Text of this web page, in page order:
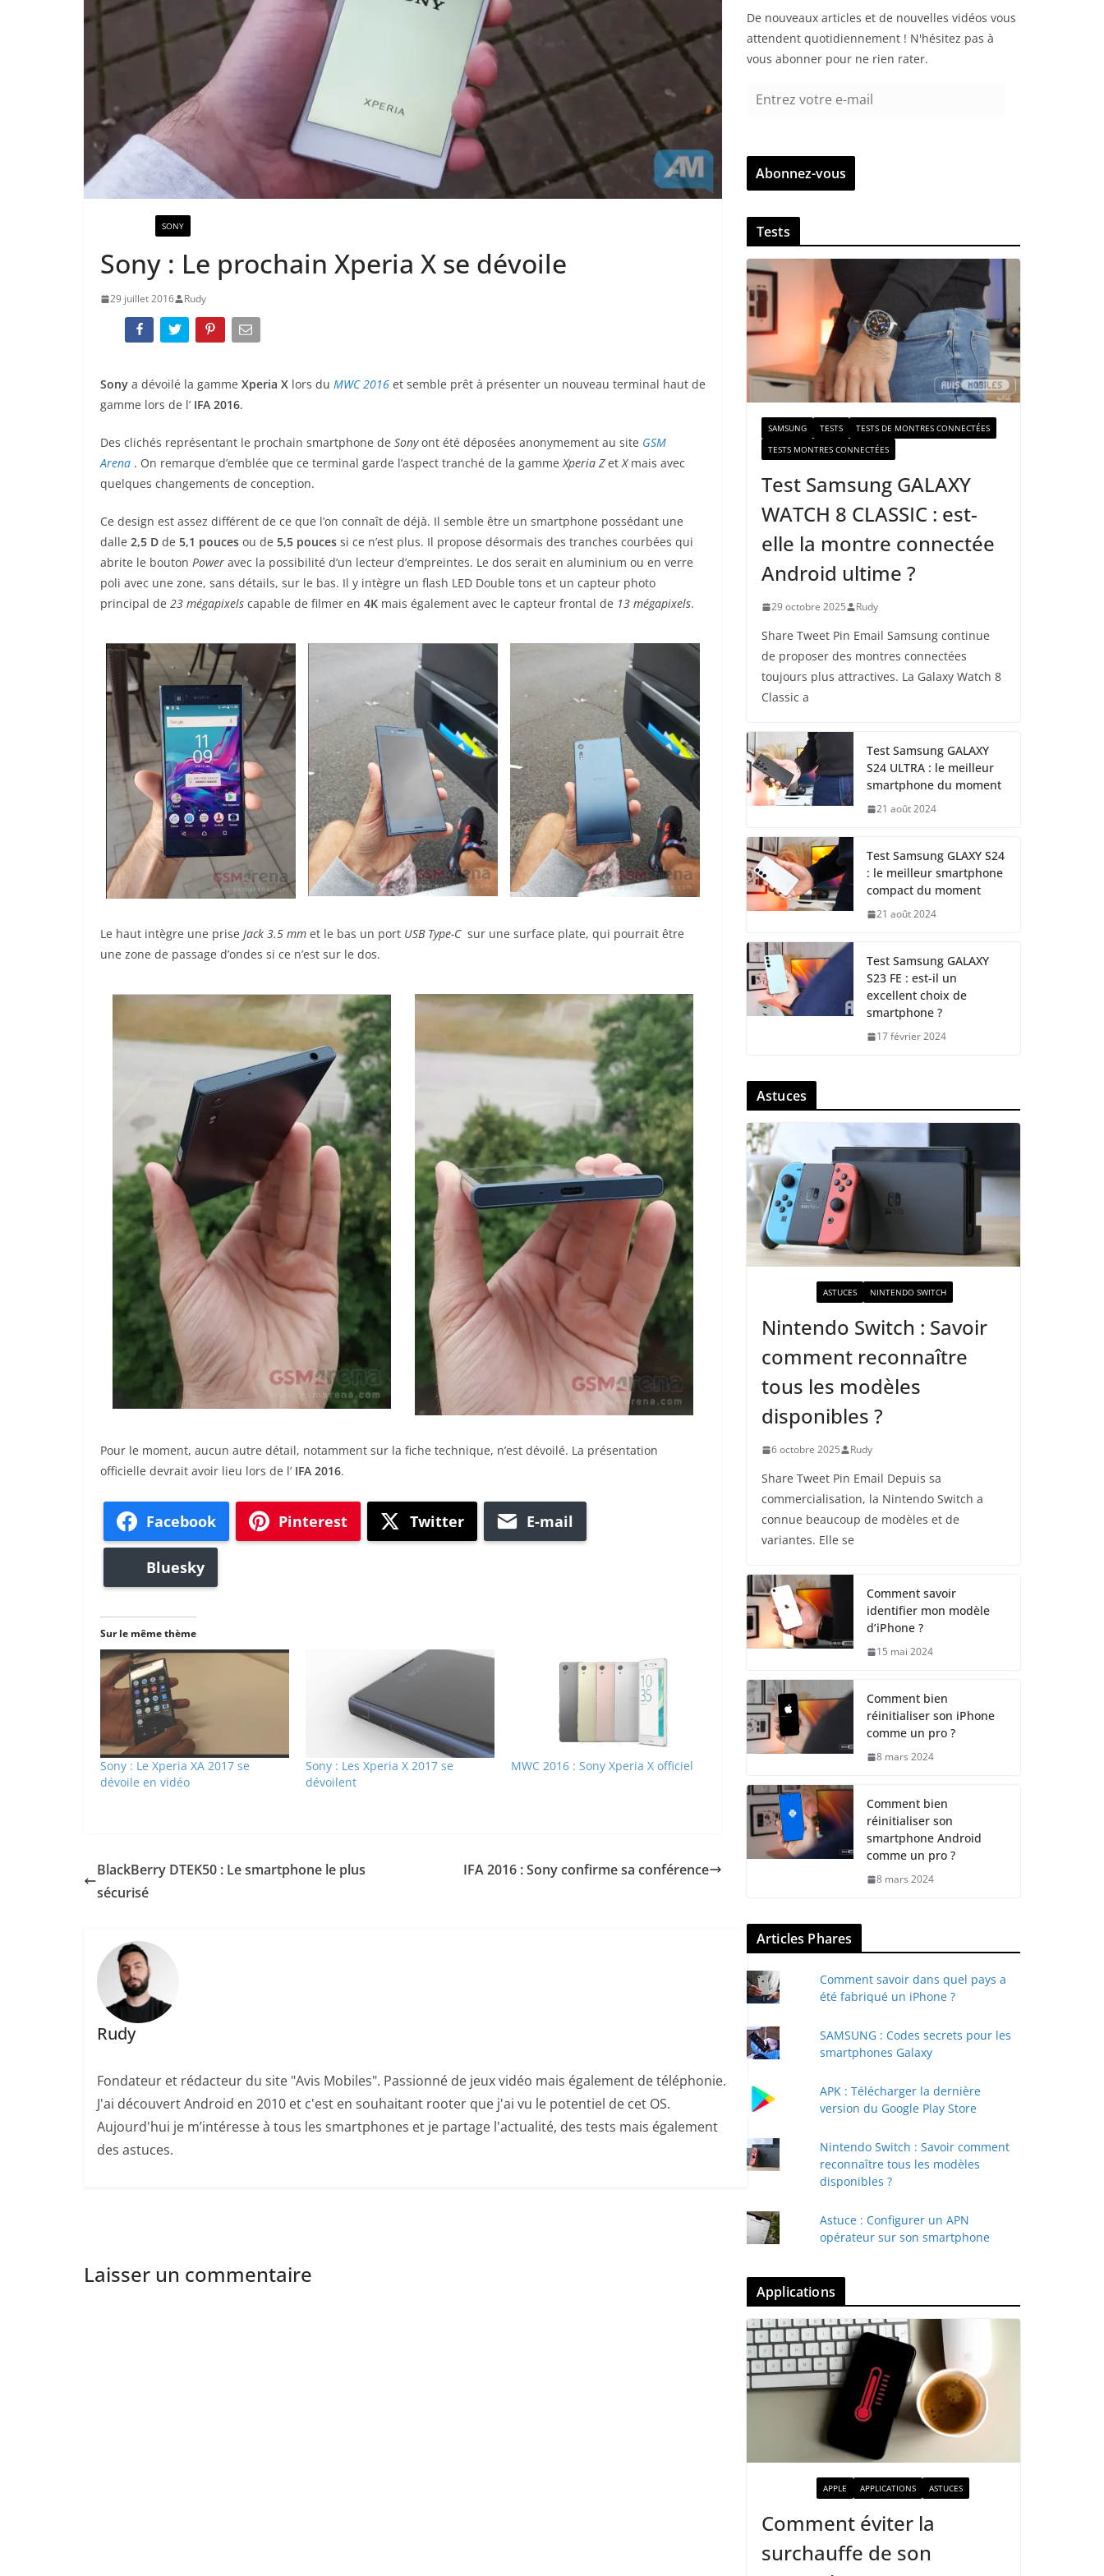
SONY
Sony : Le prochain Xperia X se dévoile
29 juillet 2016 Rudy
Sony a dévoilé la gamme Xperia X lors du MWC 2016 et semble prêt à présenter un nouveau terminal haut de
gamme lors de l’ IFA 2016.
Des clichés représentant le prochain smartphone de Sonyont été déposées anonymement au site GSM
Arena . On remarque d’emblée que ce terminal garde l’aspect tranché de la gammeXperia ZetXmais avec
quelques changements de conception.
Ce design est assez différent de ce que l’on connaît de déjà. Il semble être un smartphone possédant une
dalle 2,5 D de 5,1 pouces ou de 5,5 pouces si ce n’est plus. Il propose désormais des tranches courbées qui
abrite le bouton Power avec la possibilité d’un lecteur d’empreintes. Le dos serait en aluminium ou en verre
poli avec une zone, sans détails, sur le bas. Il y intègre un flash LED Double tons et un capteur photo
principal de 23 mégapixels capable de filmer en 4K mais également avec le capteur frontal de 13 mégapixels.
Le haut intègre une prise Jack 3.5 mm et le bas un port USB Type-Csur une surface plate, qui pourrait être
une zone de passage d’ondes si ce n’est sur le dos.
Pour le moment, aucun autre détail, notamment sur la fiche technique, n’est dévoilé. La présentation
officielle devrait avoir lieu lors de l’ IFA 2016.
Facebook Pinterest Twitter E-mail
Bluesky
Sur le même thème
Sony : Le Xperia XA 2017 se
dévoile en vidéo
Sony : Les Xperia X 2017 se
dévoilent
MWC 2016 : Sony Xperia X officiel
BlackBerry DTEK50 : Le smartphone le plus
sécurisé
IFA 2016 : Sony confirme sa conférence
Rudy
Fondateur et rédacteur du site "Avis Mobiles". Passionné de jeux vidéo mais également de téléphonie.
J'ai découvert Android en 2010 et c'est en souhaitant rooter que j'ai vu le potentiel de cet OS.
Aujourd'hui je m’intéresse à tous les smartphones et je partage l'actualité, des tests mais également
des astuces.
Laisser un commentaire
De nouveaux articles et de nouvelles vidéos vous
attendent quotidiennement ! N'hésitez pas à
vous abonner pour ne rien rater.
r
z
v
t
r
e
e
-
a
i
Abonnez-vous
Tests
SAMSUNG TESTS
TESTS DE MONTRES CONNECTÉES
TESTS MONTRES CONNECTÉES
Test Samsung GALAXY
WATCH 8 CLASSIC : est-
elle la montre connectée
Android ultime ?
29 octobre 2025 Rudy
Share Tweet Pin Email Samsung continue
de proposer des montres connectées
toujours plus attractives. La Galaxy Watch 8
Classic a
Test Samsung GALAXY
S24 ULTRA : le meilleur
smartphone du moment
21 août 2024
Test Samsung GLAXY S24
: le meilleur smartphone
compact du moment
21 août 2024
Test Samsung GALAXY
S23 FE : est-il un
excellent choix de
smartphone ?
17 février 2024
Astuces
ASTUCES NINTENDO SWITCH
Nintendo Switch : Savoir
comment reconnaître
tous les modèles
disponibles ?
6 octobre 2025 Rudy
Share Tweet Pin Email Depuis sa
commercialisation, la Nintendo Switch a
connue beaucoup de modèles et de
variantes. Elle se
Comment savoir
identifier mon modèle
d’iPhone ?
15 mai 2024
Comment bien
réinitialiser son iPhone
comme un pro ?
8 mars 2024
Comment bien
réinitialiser son
smartphone Android
comme un pro ?
8 mars 2024
Articles Phares
Comment savoir dans quel pays a
été fabriqué un iPhone ?
SAMSUNG : Codes secrets pour les
smartphones Galaxy
APK : Télécharger la dernière
version du Google Play Store
Nintendo Switch : Savoir comment
reconnaître tous les modèles
disponibles ?
Astuce : Configurer un APN
opérateur sur son smartphone
Applications
APPLE APPLICATIONS ASTUCES
Comment éviter la
surchauffe de son